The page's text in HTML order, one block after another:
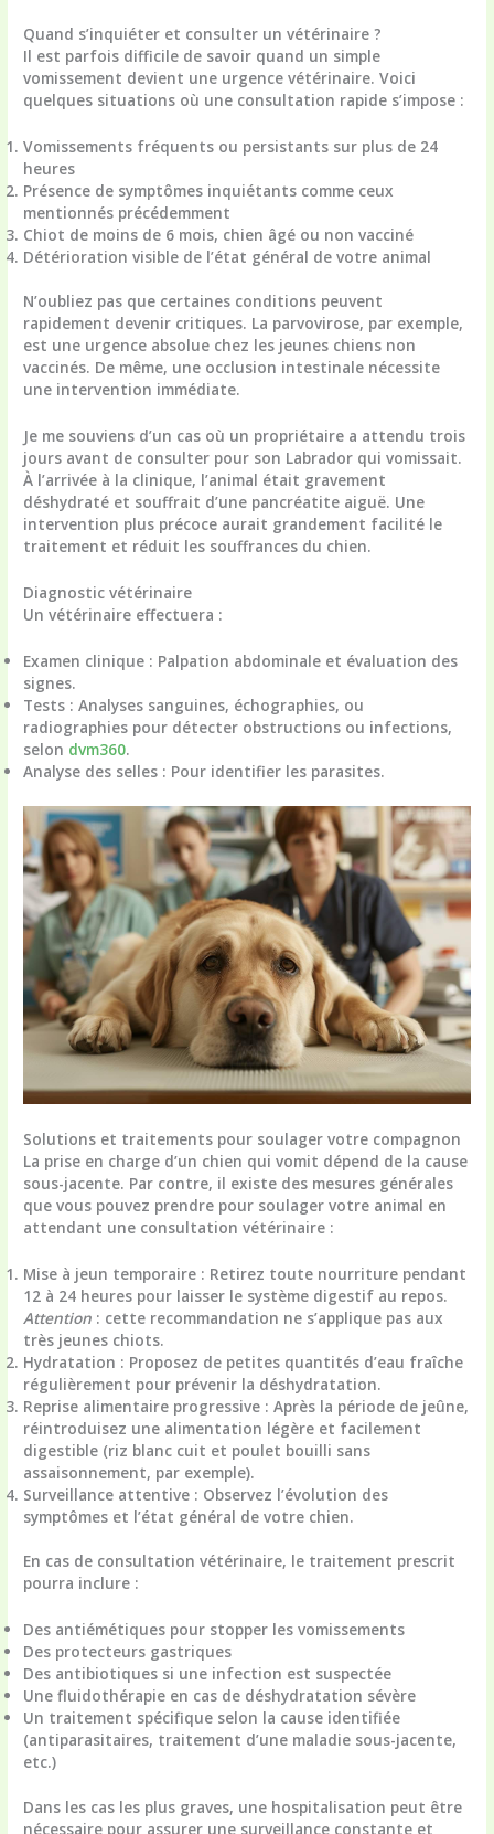
Quand s’inquiéter et consulter un vétérinaire ?
Il est parfois difficile de savoir quand un simple
vomissement devient une urgence vétérinaire. Voici
quelques situations où une consultation rapide s’impose :
Vomissements fréquents ou persistants sur plus de 24
heures
Présence de symptômes inquiétants comme ceux
mentionnés précédemment
Chiot de moins de 6 mois, chien âgé ou non vacciné
Détérioration visible de l’état général de votre animal
N’oubliez pas que certaines conditions peuvent
rapidement devenir critiques. La parvovirose, par exemple,
est une urgence absolue chez les jeunes chiens non
vaccinés. De même, une occlusion intestinale nécessite
une intervention immédiate.
Je me souviens d’un cas où un propriétaire a attendu trois
jours avant de consulter pour son Labrador qui vomissait.
À l’arrivée à la clinique, l’animal était gravement
déshydraté et souffrait d’une pancréatite aiguë. Une
intervention plus précoce aurait grandement facilité le
traitement et réduit les souffrances du chien.
Diagnostic vétérinaire
Un vétérinaire effectuera :
Examen clinique : Palpation abdominale et évaluation des
signes.
Tests : Analyses sanguines, échographies, ou
radiographies pour détecter obstructions ou infections,
selon dvm360.
Analyse des selles : Pour identifier les parasites.
Solutions et traitements pour soulager votre compagnon
La prise en charge d’un chien qui vomit dépend de la cause
sous-jacente. Par contre, il existe des mesures générales
que vous pouvez prendre pour soulager votre animal en
attendant une consultation vétérinaire :
Mise à jeun temporaire : Retirez toute nourriture pendant
12 à 24 heures pour laisser le système digestif au repos.
Attention : cette recommandation ne s’applique pas aux
très jeunes chiots.
Hydratation : Proposez de petites quantités d’eau fraîche
régulièrement pour prévenir la déshydratation.
Reprise alimentaire progressive : Après la période de jeûne,
réintroduisez une alimentation légère et facilement
digestible (riz blanc cuit et poulet bouilli sans
assaisonnement, par exemple).
Surveillance attentive : Observez l’évolution des
symptômes et l’état général de votre chien.
En cas de consultation vétérinaire, le traitement prescrit
pourra inclure :
Des antiémétiques pour stopper les vomissements
Des protecteurs gastriques
Des antibiotiques si une infection est suspectée
Une fluidothérapie en cas de déshydratation sévère
Un traitement spécifique selon la cause identifiée
(antiparasitaires, traitement d’une maladie sous-jacente,
etc.)
Dans les cas les plus graves, une hospitalisation peut être
nécessaire pour assurer une surveillance constante et